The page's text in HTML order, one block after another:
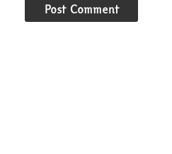
Post Comment